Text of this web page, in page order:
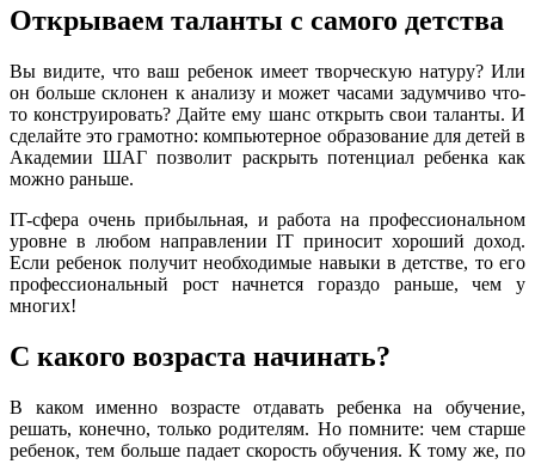
Открываем таланты с самого детства
Вы видите, что ваш ребенок имеет творческую натуру? Или
он больше склонен к анализу и может часами задумчиво что-
то конструировать? Дайте ему шанс открыть свои таланты. И
сделайте это грамотно: компьютерное образование для детей в
Академии ШАГ позволит раскрыть потенциал ребенка как
можно раньше.
IT-сфера очень прибыльная, и работа на профессиональном
уровне в любом направлении IT приносит хороший доход.
Если ребенок получит необходимые навыки в детстве, то его
профессиональный рост начнется гораздо раньше, чем у
многих!
С какого возраста начинать?
В каком именно возрасте отдавать ребенка на обучение,
решать, конечно, только родителям. Но помните: чем старше
ребенок, тем больше падает скорость обучения. К тому же, по